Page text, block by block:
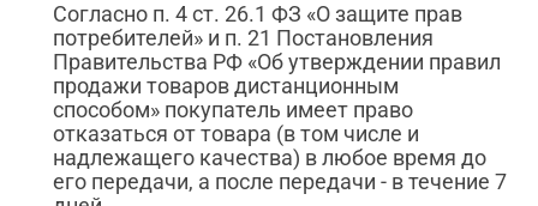
Согласно п. 4 ст. 26.1 ФЗ «О защите прав
потребителей» и п. 21 Постановления
Правительства РФ «Об утверждении правил
продажи товаров дистанционным
способом» покупатель имеет право
отказаться от товара (в том числе и
надлежащего качества) в любое время до
его передачи, а после передачи - в течение 7